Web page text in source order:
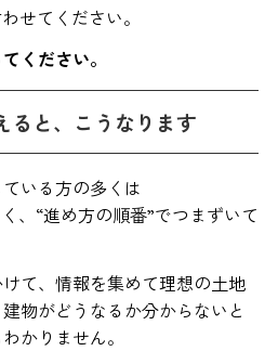
せてください。
ください。
と、こうなります
いる方の多くは
、“進め方の順番”でつまずいて
て、情報を集めて理想の土地
物がどうなるか分からないと
かりません。